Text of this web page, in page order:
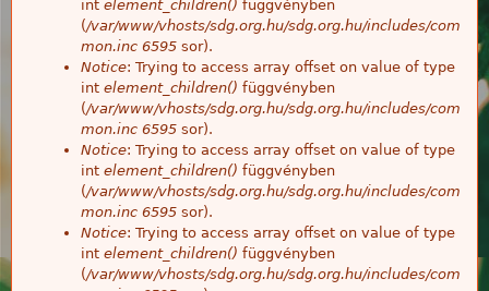
int element_children() függvényben
(/var/www/vhosts/sdg.org.hu/sdg.org.hu/includes/com
mon.inc 6595 sor).
Notice: Trying to access array offset on value of type
int element_children() függvényben
(/var/www/vhosts/sdg.org.hu/sdg.org.hu/includes/com
mon.inc 6595 sor).
Notice: Trying to access array offset on value of type
int element_children() függvényben
(/var/www/vhosts/sdg.org.hu/sdg.org.hu/includes/com
mon.inc 6595 sor).
Notice: Trying to access array offset on value of type
int element_children() függvényben
(/var/www/vhosts/sdg.org.hu/sdg.org.hu/includes/com